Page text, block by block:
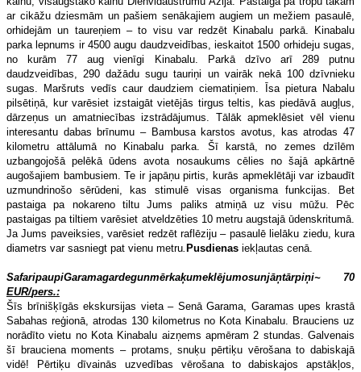
ar cikāžu dziesmām un pašiem senākajiem augiem un mežiem pasaulē,
orhidejām un taureņiem – to visu var redzēt Kinabalu parkā. Kinabalu
parka lepnums ir 4500 augu daudzveidības, ieskaitot 1500 orhideju sugas,
no kurām 77 aug vienīgi Kinabalu. Parkā dzīvo arī 289 putnu
daudzveidības, 290 dažādu sugu tauriņi un vairāk nekā 100 dzīvnieku
sugas. Maršruts vedīs caur daudziem ciematiņiem. Īsa pietura Nabalu
pilsētiņā, kur varēsiet izstaigāt vietējās tirgus teltis, kas piedāvā augļus,
dārzeņus un amatniecības izstrādājumus. Tālāk apmeklēsiet vēl vienu
interesantu dabas brīnumu – Bambusa karstos avotus, kas atrodas 47
kilometru attālumā no Kinabalu parka. Šī karstā, no zemes dzīlēm
uzbangojošā pelēkā ūdens avota nosaukums cēlies no šajā apkārtnē
augošajiem bambusiem. Te ir japāņu pirtis, kurās apmeklētāji var izbaudīt
uzmundrinošo sērūdeni, kas stimulē visas organisma funkcijas. Bet
pastaiga pa nokareno tiltu Jums paliks atmiņā uz visu mūžu. Pēc
pastaigas pa tiltiem varēsiet atveldzēties 10 metru augstajā ūdenskritumā.
Ja Jums paveiksies, varēsiet redzēt raflēziju – pasaulē lielāku ziedu, kura
diametrs var sasniegt pat vienu metru. Pusdienas iekļautas cenā.
SafaripaupiGaramagardegunmērkaķumeklējumosunjāņtārpiņi~ 70
EUR/pers.:
Šīs brīnišķīgās ekskursijas vieta – Senā Garama, Garamas upes krastā
Sabahas reģionā, atrodas 130 kilometrus no Kota Kinabalu. Brauciens uz
norādīto vietu no Kota Kinabalu aizņems apmēram 2 stundas. Galvenais
šī brauciena moments – protams, snuķu pērtiķu vērošana to dabiskajā
vidē! Pērtiķu dīvainās uzvedības vērošana to dabiskajos apstākļos,